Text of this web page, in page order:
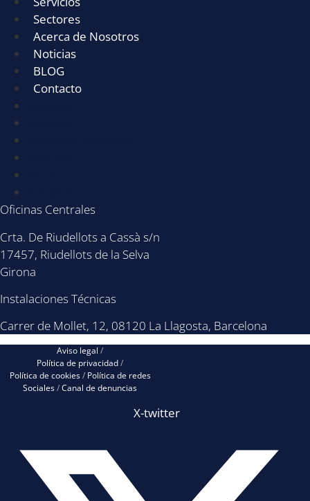
Sectores
Acerca de Nosotros
Noticias
BLOG
Contacto
Oficinas Centrales
Crta. De Riudellots a Cassà s/n
17457, Riudellots de la Selva
Girona
Instalaciones Técnicas
Carrer de Mollet, 12, 08120 La Llagosta, Barcelona
Aviso legal /
Política de privacidad/
Política de cookies/Política de redes
Sociales/Canal de denuncias
X-twitter